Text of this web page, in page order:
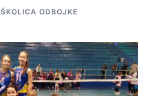
ŠKOLICA ODBOJKE